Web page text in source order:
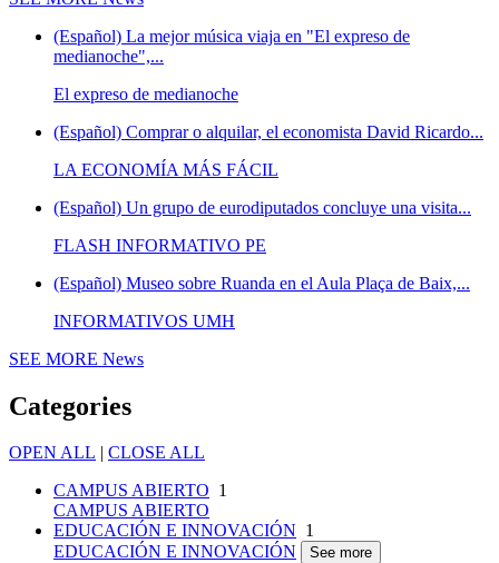
(Español) La mejor música viaja en "El expreso de
medianoche",...
El expreso de medianoche
(Español) Comprar o alquilar, el economista David Ricardo...
LA ECONOMÍA MÁS FÁCIL
(Español) Un grupo de eurodiputados concluye una visita...
FLASH INFORMATIVO PE
(Español) Museo sobre Ruanda en el Aula Plaça de Baix,...
INFORMATIVOS UMH
SEE MORE News
Categories
OPEN ALL | CLOSE ALL
CAMPUS ABIERTO 1
CAMPUS ABIERTO
EDUCACIÓN E INNOVACIÓN 1
EDUCACIÓN E INNOVACIÓN
See more